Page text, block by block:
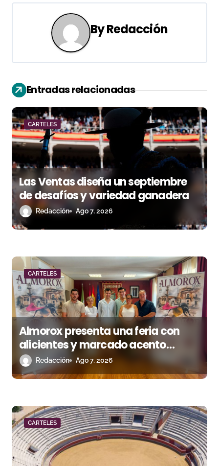
g
i
ó
n
d
e
e
n
t
r
d
a
s
ByRedacción
Entradas relacionadas
CARTELES
Las Ventas diseña un septiembre
de desafíos y variedad ganadera
Redacción Ago 7, 2026
CARTELES
Almorox presenta una feria con
alicientes y marcado acento
toristaRedacción Ago 7, 2026
CARTELES